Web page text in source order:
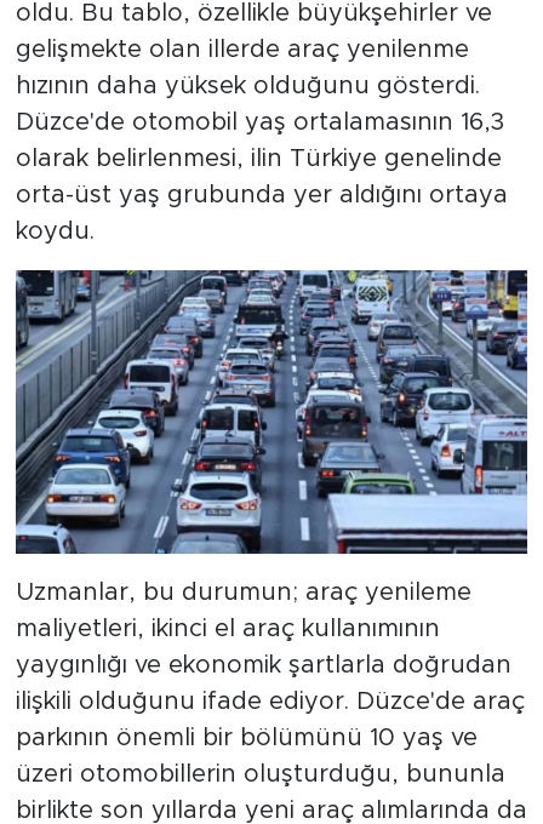
oldu. Bu tablo, özellikle büyükşehirler ve
gelişmekte olan illerde araç yenilenme
hızının daha yüksek olduğunu gösterdi.
Düzce'de otomobil yaş ortalamasının 16,3
olarak belirlenmesi, ilin Türkiye genelinde
orta-üst yaş grubunda yer aldığını ortaya
koydu.
Uzmanlar, bu durumun; araç yenileme
maliyetleri, ikinci el araç kullanımının
yaygınlığı ve ekonomik şartlarla doğrudan
ilişkili olduğunu ifade ediyor. Düzce'de araç
parkının önemli bir bölümünü 10 yaş ve
üzeri otomobillerin oluşturduğu, bununla
birlikte son yıllarda yeni araç alımlarında da